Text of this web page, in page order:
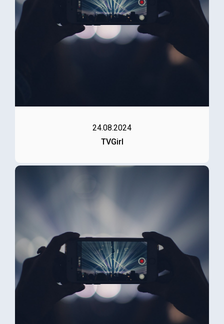
24.08.2024
TVGirl